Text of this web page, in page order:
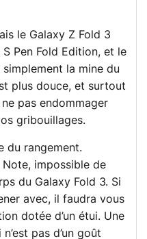
le Galaxy Z Fold 3
S Pen Fold Edition, et le
simplement la mine du
plus douce, et surtout
pas endommager
gribouillages.
du rangement.
impossible de
du Galaxy Fold 3. Si
avec, il faudra vous
dotée d’un étui. Une
pas d’un goût